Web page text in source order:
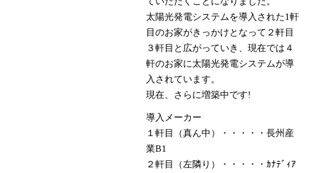
太陽光発電システムを導入された1軒
目のお家がきっかけとなって２軒目
３軒目と広がっていき、現在では４
軒のお家に太陽光発電システムが導
入されています。
現在、さらに増築中です!
導入メーカー
１軒目（真ん中）・・・・・長州産
業B1
２軒目（左隣り）・・・・・ｶﾅﾃﾞｨｱ